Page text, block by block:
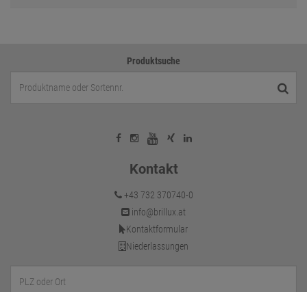
Produktsuche
Kontakt
+43 732 370740-0
info@brillux.at
Kontaktformular
Niederlassungen